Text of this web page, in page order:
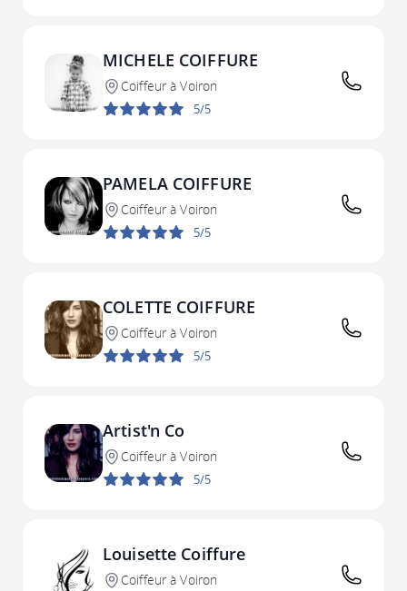
MICHELE COIFFURE
Coiffeur à Voiron
5/5
PAMELA COIFFURE
Coiffeur à Voiron
5/5
COLETTE COIFFURE
Coiffeur à Voiron
5/5
Artist'n Co
Coiffeur à Voiron
5/5
Louisette Coiffure
Coiffeur à Voiron